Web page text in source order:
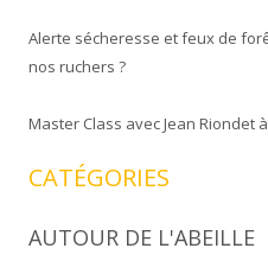
Alerte sécheresse et feux de
nos ruchers ?
Master Class avec Jean Riondet
CATÉGORIES
AUTOUR DE L'ABEILLE